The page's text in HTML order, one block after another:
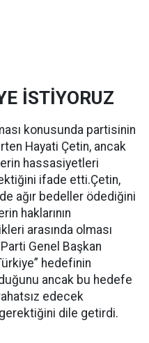
İSTİYORUZ
konusunda partisinin
Hayati Çetin, ancak
hassasiyetleri
ifade etti.Çetin,
ağır bedeller ödediğini
haklarının
arasında olması
Genel Başkan
hedefinin
ancak bu hedefe
edecek
gerektiğini dile getirdi.